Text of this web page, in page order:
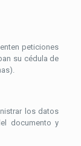
peticiones
su cédula de
los datos
documento y